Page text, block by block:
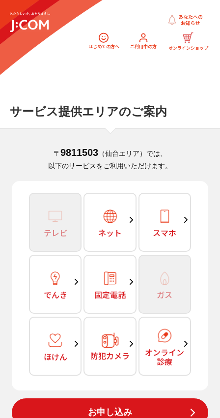
はじめての方へ ご利用中の方 オンラインショップ
あなたへの
お知らせ
サービス提供エリアのご案内
〒 9811503（仙台エリア）では、
以下のサービスをご利用いただけます。
テレビ ネット スマホ
でんき 固定電話 ガス
ほけん 防犯カメラ オンライン
診療
お申し込み